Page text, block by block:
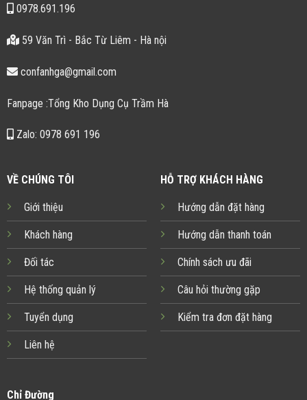
0978.691.196
59 Văn Trì - Bắc Từ Liêm - Hà nội
confanhga@gmail.com
Fanpage :Tổng Kho Dụng Cụ Trầm Hà
Zalo: 0978 691 196
VỀ CHÚNG TÔI
Giới thiệu
Khách hàng
Đối tác
Hệ thống quản lý
Tuyển dụng
Liên hệ
HỖ TRỢ KHÁCH HÀNG
Hướng dẫn đặt hàng
Hướng dẫn thanh toán
Chính sách ưu đãi
Câu hỏi thường gặp
Kiểm tra đơn đặt hàng
Chỉ Đường